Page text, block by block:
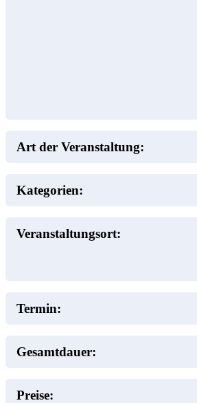
Art der Veranstaltung:
Kategorien:
Veranstaltungsort:
Termin:
Gesamtdauer:
Preise: